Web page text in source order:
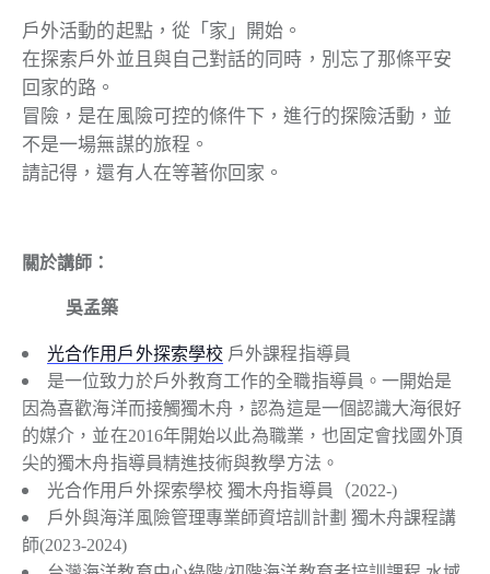
戶外活動的起點，從「家」開始。
在探索戶外並且與自己對話的同時，別忘了那條平安
回家的路。
冒險，是在風險可控的條件下，進行的探險活動，並
不是一場無謀的旅程。
請記得，還有人在等著你回家。
關於講師：
吳孟築
光合作用戶外探索學校 戶外課程指導員
是一位致力於戶外教育工作的全職指導員。一開始是
因為喜歡海洋而接觸獨木舟，認為這是一個認識大海很好
的媒介，並在2016年開始以此為職業，也固定會找國外頂
尖的獨木舟指導員精進技術與教學方法。
光合作用戶外探索學校 獨木舟指導員（2022-)
戶外與海洋風險管理專業師資培訓計劃 獨木舟課程講
師(2023-2024)